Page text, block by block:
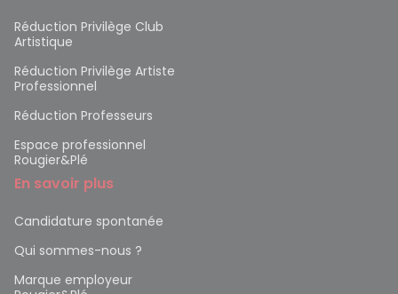
Réduction Privilège Club
Artistique
Réduction Privilège Artiste
Professionnel
Réduction Professeurs
Espace professionnel
Rougier&Plé
En savoir plus
Candidature spontanée
Qui sommes-nous ?
Marque employeur